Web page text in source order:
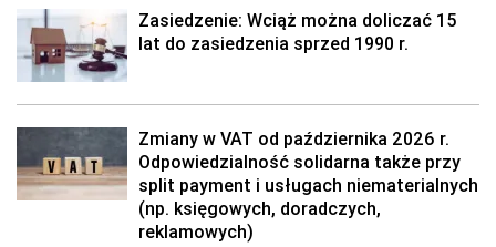
Zasiedzenie: Wciąż można doliczać 15
lat do zasiedzenia sprzed 1990 r.
Zmiany w VAT od października 2026 r.
Odpowiedzialność solidarna także przy
split payment i usługach niematerialnych
(np. księgowych, doradczych,
reklamowych)